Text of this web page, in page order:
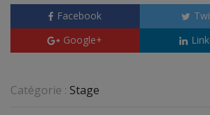
Facebook
Google+
Catégorie : Stage